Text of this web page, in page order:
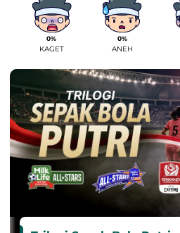
0%
KAGET
0%
ANEH